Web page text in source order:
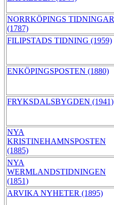
NORRKÖPINGS TIDNINGAR
(1787)
FILIPSTADS TIDNING (1959)
ENKÖPINGSPOSTEN (1880)
FRYKSDALSBYGDEN (1941)
NYA
KRISTINEHAMNSPOSTEN
(1885)
NYA
WERMLANDSTIDNINGEN
(1851)
ARVIKA NYHETER (1895)